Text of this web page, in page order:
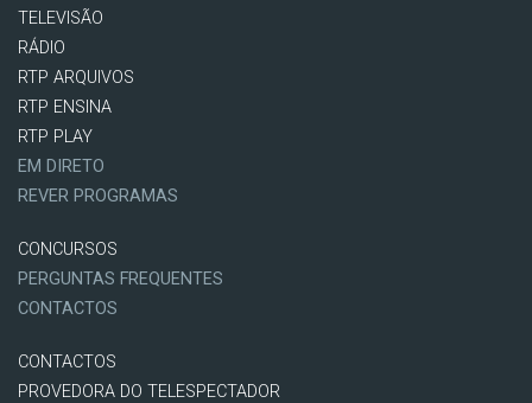
TELEVISÃO
RÁDIO
RTP ARQUIVOS
RTP ENSINA
RTP PLAY
EM DIRETO
REVER PROGRAMAS
CONCURSOS
PERGUNTAS FREQUENTES
CONTACTOS
CONTACTOS
PROVEDORA DO TELESPECTADOR